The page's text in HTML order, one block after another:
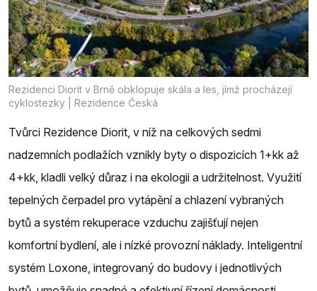
Rezidenci Diorit v Brně obklopuje skála a les, jímž procházejí
cyklostezky | Rezidence Česká
Tvůrci Rezidence Diorit, v níž na celkových sedmi
nadzemních podlažích vznikly byty o dispozicích 1+kk až
4+kk, kladli velký důraz i na ekologii a udržitelnost. Využití
tepelných čerpadel pro vytápění a chlazení vybraných
bytů a systém rekuperace vzduchu zajišťují nejen
komfortní bydlení, ale i nízké provozní náklady. Inteligentní
systém Loxone, integrovaný do budovy i jednotlivých